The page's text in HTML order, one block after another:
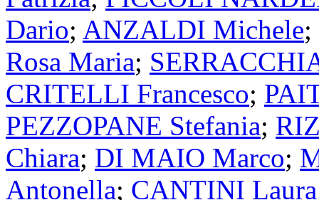
Dario; ANZALDI Michele;
Rosa Maria;
CRITELLI Francesco;
PEZZOPANE Stefania;
Chiara; DI MAIO Marco;
Antonella; CANTINI Laura